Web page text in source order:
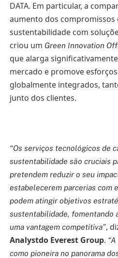
DATA. Em particular, a
aumento dos compromissos
sustentabilidade com
criou um Green Innovation
que alarga
mercado e promove
globalmente integrados,
junto dos clientes.
“Os serviços tecnológicos de
sustentabilidade são cruciais
pretendem reduzir o seu
estabelecerem parcerias com
podem atingir objetivos
sustentabilidade, fomentando
uma vantagem competitiva”,
Analystdo Everest Group.
como pioneira no panorama